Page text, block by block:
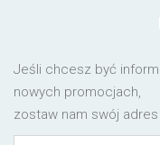
Jeśli chcesz być
nowych promocjach,
zostaw nam swój adres